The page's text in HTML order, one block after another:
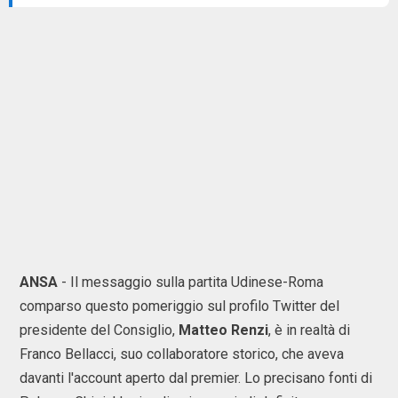
ANSA - Il messaggio sulla partita Udinese-Roma
comparso questo pomeriggio sul profilo Twitter del
presidente del Consiglio, Matteo Renzi, è in realtà di
Franco Bellacci, suo collaboratore storico, che aveva
davanti l'account aperto dal premier. Lo precisano fonti di